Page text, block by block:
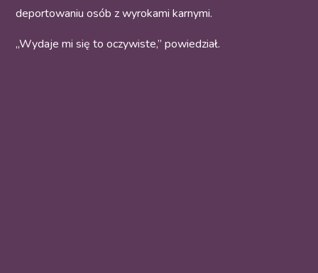
deportowaniu osób z wyrokami karnymi.
„Wydaje mi się to oczywiste,” powiedział.